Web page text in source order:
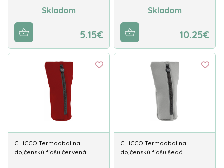
Skladom
5.15€
Skladom
10.25€
CHICCO Termoobal na
dojčenskú fľašu červená
CHICCO Termoobal na
dojčenskú fľašu šedá